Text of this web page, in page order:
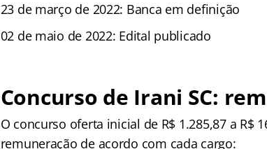
23 de março de 2022: Banca em definição
02 de maio de 2022: Edital publicado
Concurso de Irani SC:
O concurso oferta inicial de R$ 1.285,87 a R$
remuneração de acordo com cada cargo: